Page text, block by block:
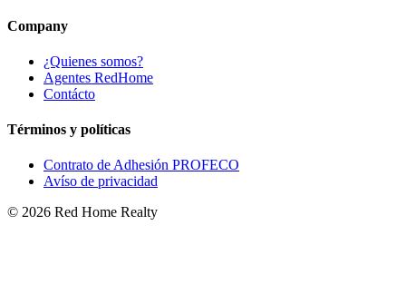
Company
¿Quienes somos?
Agentes RedHome
Contácto
Términos y políticas
Contrato de Adhesión PROFECO
Avíso de privacidad
© 2026 Red Home Realty